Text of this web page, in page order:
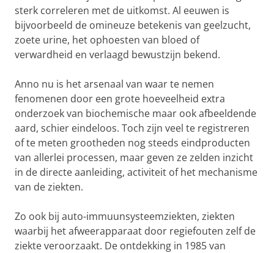
sterk correleren met de uitkomst. Al eeuwen is
bijvoorbeeld de omineuze betekenis van geelzucht,
zoete urine, het ophoesten van bloed of
verwardheid en verlaagd bewustzijn bekend.
Anno nu is het arsenaal van waar te nemen
fenomenen door een grote hoeveelheid extra
onderzoek van biochemische maar ook afbeeldende
aard, schier eindeloos. Toch zijn veel te registreren
of te meten grootheden nog steeds eindproducten
van allerlei processen, maar geven ze zelden inzicht
in de directe aanleiding, activiteit of het mechanisme
van de ziekten.
Zo ook bij auto-immuunsysteemziekten, ziekten
waarbij het afweerapparaat door regiefouten zelf de
ziekte veroorzaakt. De ontdekking in 1985 van